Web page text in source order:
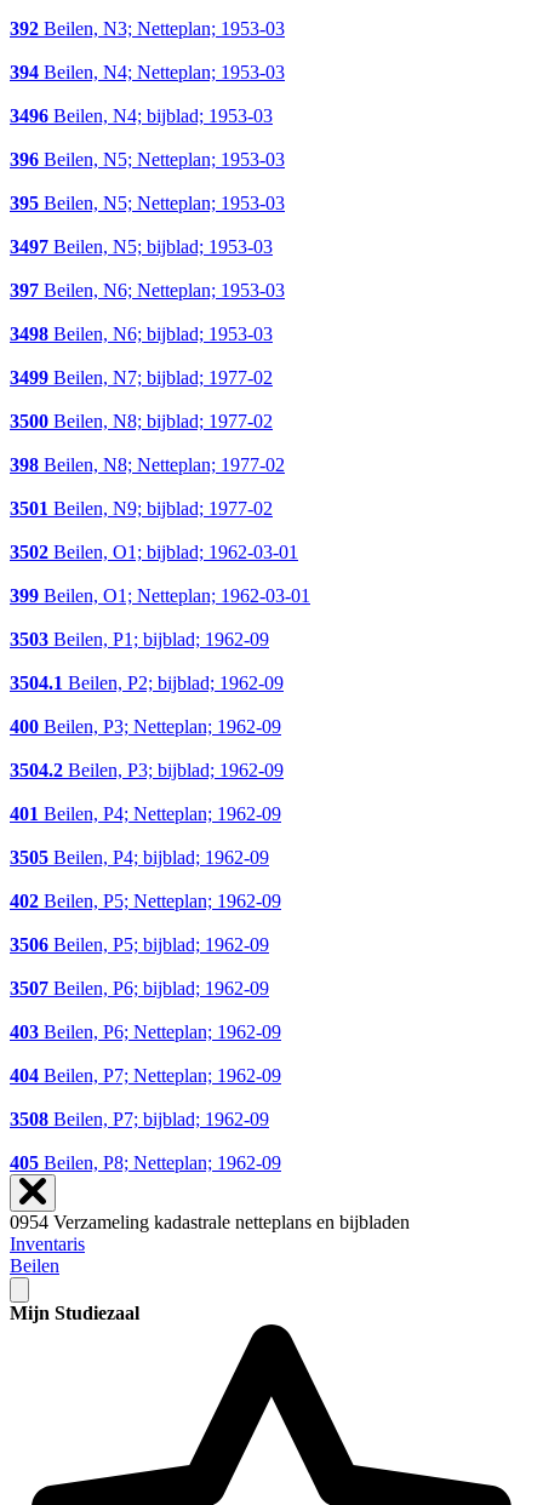
392 Beilen, N3; Netteplan; 1953-03
394 Beilen, N4; Netteplan; 1953-03
3496 Beilen, N4; bijblad; 1953-03
396 Beilen, N5; Netteplan; 1953-03
395 Beilen, N5; Netteplan; 1953-03
3497 Beilen, N5; bijblad; 1953-03
397 Beilen, N6; Netteplan; 1953-03
3498 Beilen, N6; bijblad; 1953-03
3499 Beilen, N7; bijblad; 1977-02
3500 Beilen, N8; bijblad; 1977-02
398 Beilen, N8; Netteplan; 1977-02
3501 Beilen, N9; bijblad; 1977-02
3502 Beilen, O1; bijblad; 1962-03-01
399 Beilen, O1; Netteplan; 1962-03-01
3503 Beilen, P1; bijblad; 1962-09
3504.1 Beilen, P2; bijblad; 1962-09
400 Beilen, P3; Netteplan; 1962-09
3504.2 Beilen, P3; bijblad; 1962-09
401 Beilen, P4; Netteplan; 1962-09
3505 Beilen, P4; bijblad; 1962-09
402 Beilen, P5; Netteplan; 1962-09
3506 Beilen, P5; bijblad; 1962-09
3507 Beilen, P6; bijblad; 1962-09
403 Beilen, P6; Netteplan; 1962-09
404 Beilen, P7; Netteplan; 1962-09
3508 Beilen, P7; bijblad; 1962-09
405 Beilen, P8; Netteplan; 1962-09
0954 Verzameling kadastrale netteplans en bijbladen
Inventaris
Beilen
Mijn Studiezaal